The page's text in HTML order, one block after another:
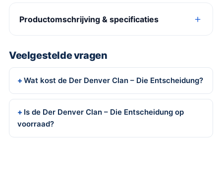
Productomschrijving & specificaties
Veelgestelde vragen
Wat kost de Der Denver Clan – Die Entscheidung?
Is de Der Denver Clan – Die Entscheidung op
voorraad?